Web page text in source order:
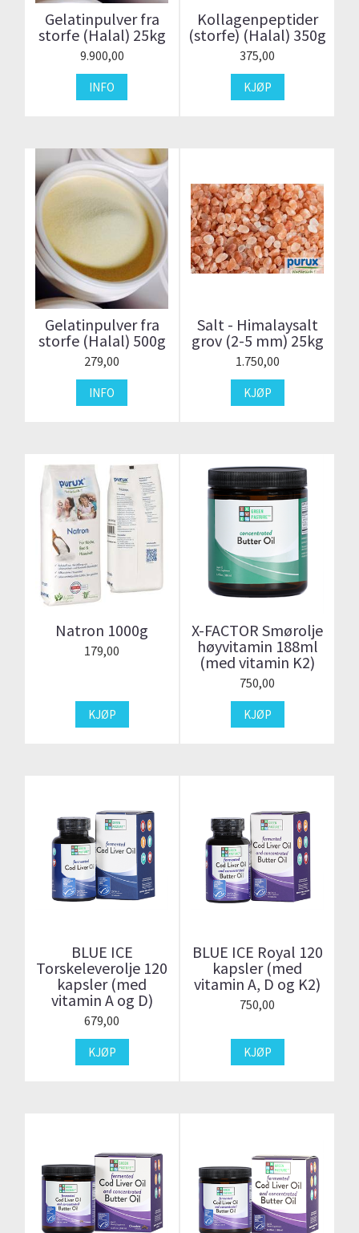
Gelatinpulver fra
storfe (Halal) 25kg
9.900,00
INFO
Kollagenpeptider
(storfe) (Halal) 350g
375,00
KJØP
Gelatinpulver fra
storfe (Halal) 500g
279,00
INFO
Salt - Himalaysalt
grov (2-5 mm) 25kg
1.750,00
KJØP
Natron 1000g
179,00
KJØP
X-FACTOR Smørolje
høyvitamin 188ml
(med vitamin K2)
750,00
KJØP
BLUE ICE
Torskeleverolje 120
kapsler (med
vitamin A og D)
679,00
KJØP
BLUE ICE Royal 120
kapsler (med
vitamin A, D og K2)
750,00
KJØP